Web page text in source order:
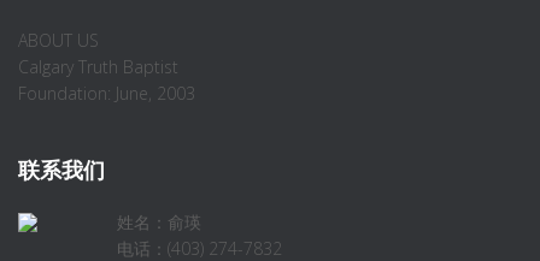
ABOUT US
Calgary Truth Baptist
Foundation: June, 2003
联系我们
姓名：俞瑛
电话：(403) 274-7832